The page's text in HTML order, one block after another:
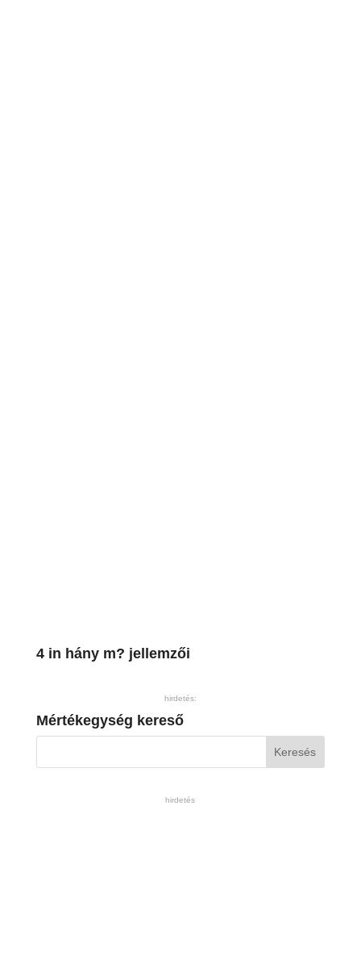
4 in hány m? jellemzői
hirdetés:
Mértékegység kereső
hirdetés